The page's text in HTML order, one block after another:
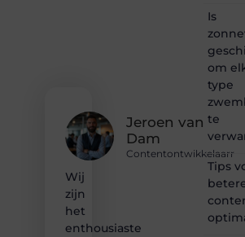
Jeroen van
Dam
Contentontwikkelaarr
Wij
zijn
het
enthousiaste
Is
om
type
te
Tips